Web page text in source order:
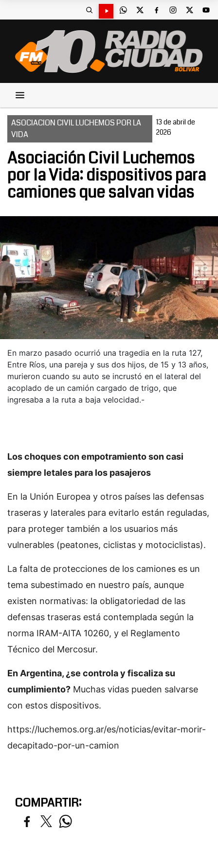
ASOCIACION CIVIL LUCHEMOS POR LA
VIDA
13 de abril de
2026
Asociación Civil Luchemos
por la Vida: dispositivos para
camiones que salvan vidas
En marzo pasado ocurrió una tragedia en la ruta 127,
Entre Ríos, una pareja y sus dos hijos, de 15 y 13 años,
murieron cuando su auto se incrustó en el lateral del
acoplado de un camión cargado de trigo, que
ingresaba a la ruta a baja velocidad.-
Los choques con empotramiento son casi
siempre letales para los pasajeros
En la Unión Europea y otros países las defensas
traseras y laterales para evitarlo están reguladas,
para proteger también a los usuarios más
vulnerables (peatones, ciclistas y motociclistas).
La falta de protecciones de los camiones es un
tema subestimado en nuestro país, aunque
existen normativas: la obligatoriedad de las
defensas traseras está contemplada según la
norma IRAM-AITA 10260, y el Reglamento
Técnico del Mercosur.
En Argentina, ¿se controla y fiscaliza su
cumplimiento? Muchas vidas pueden salvarse
con estos dispositivos.
https://luchemos.org.ar/es/noticias/evitar-morir-
decapitado-por-un-camion
COMPARTIR: